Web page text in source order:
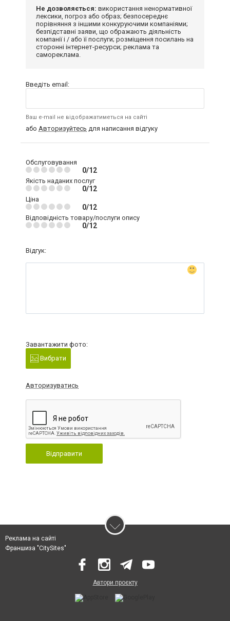
Не дозволяється: використання ненормативної
лексики, погроз або образ; безпосереднє
порівняння з іншими конкуруючими компаніями;
безпідставні заяви, що ображають діяльність
компанії і / або її послуги; розміщення посилань на
сторонні інтернет-ресурси; реклама та
самореклама.
Введіть email:
Ваш e-mail не відображатиметься на сайті
або Авторизуйтесь для написання відгуку
Обслуговування
0/12
Якість наданих послуг
0/12
Ціна
0/12
Відповідність товару/послуги опису
0/12
Відгук:
Завантажити фото:
Вибрати
Авторизуватись
Відправити
Реклама на сайті
Франшиза "CitySites"
Автори проєкту